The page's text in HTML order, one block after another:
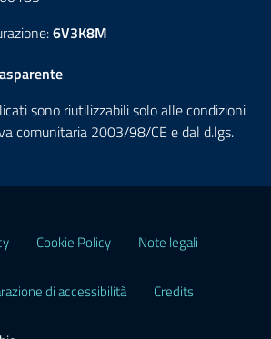
6V3K8M
sono riutilizzabili solo alle condizioni
comunitaria 2003/98/CE e dal d.lgs.
Cookie Policy Note legali
di accessibilità Credits